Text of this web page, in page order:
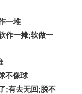
一堆
一摊;软做一
不像球
有去无回;脱不